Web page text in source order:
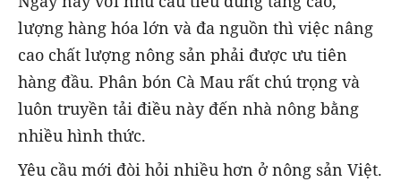
lượng hàng hóa lớn và đa nguồn thì việc nâng
cao chất lượng nông sản phải được ưu tiên
hàng đầu. Phân bón Cà Mau rất chú trọng và
luôn truyền tải điều này đến nhà nông bằng
nhiều hình thức.
Yêu cầu mới đòi hỏi nhiều hơn ở nông sản Việt.